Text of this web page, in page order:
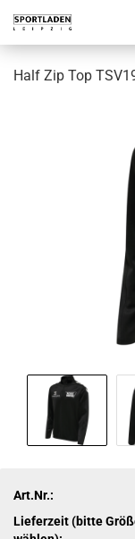
Half Zip Top
Art.Nr.:
Lieferzeit (bitte